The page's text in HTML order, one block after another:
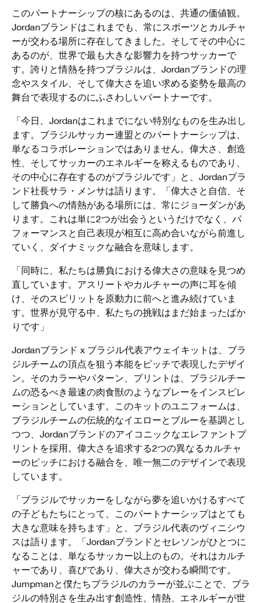
このパートナーシップの核にあるのは、共通の価値観。
Jordanブランドはこれまでも、常にスポーツとカルチャ
ーが交わる場所に存在してきました。そしてその中心に
あるのが、世界で最も大きな影響力を持つサッカーで
す。誇りと情熱を持つブラジルは、Jordanブランドの理
念やスタイル、そして偉大さを追い求める姿勢を最高の
舞台で表現するのにふさわしいパートナーです。
「今日、Jordanはこれまでにない特別なものを生み出し
ます。ブラジルサッカー連盟とのパートナーシップは、
単なるコラボレーションではありません。偉大さ、創造
性、そしてサッカーのエネルギーを称えるものであり、
その中心に存在するのがブラジルです」と、Jordanブラ
ンド社長サラ・メンサは語ります。「偉大さと自信、そ
して勝負への情熱がある場所には、常にジョーダンがあ
ります。これは単に2つが出会うというだけでなく、パ
フォーマンスと自己表現が相互に高め合いながら前進し
ていく、ダイナミックな融合を意味します。
「同時に、私たちは勝負における偉大さの意味を見つめ
直しています。アスリートやカルチャーの声に耳を傾
け、そのスピリットを原動力に前へと進み続けていま
す。世界が見守る中、私たちの挑戦はまだ始まったばか
りです」
Jordanブランド x ブラジル代表アウェイキットは、ブラ
ジルチームの頂点を狙う本能をピッチで表現したデザイ
ン。そのカラーやパターン、プリントは、ブラジルチー
ムの恐るべき最速の肉食獣のようなプレーをインスピレ
ーションとしています。このキットのユニフォームは、
ブラジルチームの伝統的なイエローとブルーを基調とし
つつ、Jordanブランドのアイコニックなエレファントプ
リントを採用。偉大さを追求する2つの異なるカルチャ
ーのピッチにおける融合を、唯一無二のデザインで表現
しています。
「ブラジルでサッカーをしながら夢を追いかけるすべて
の子どもたちにとって、このパートナーシップはとても
大きな意味を持ちます」と、ブラジル代表のヴィニシウ
スは語ります。「Jordanブランドとセレソンがひとつに
なることは、単なるサッカー以上のもの。それはカルチ
ャーであり、喜びであり、偉大さが交わる瞬間です。
Jumpmanと僕たちブラジルのカラーが並ぶことで、ブラ
ジルの特別さを生み出す創造性、情熱、エネルギーが世